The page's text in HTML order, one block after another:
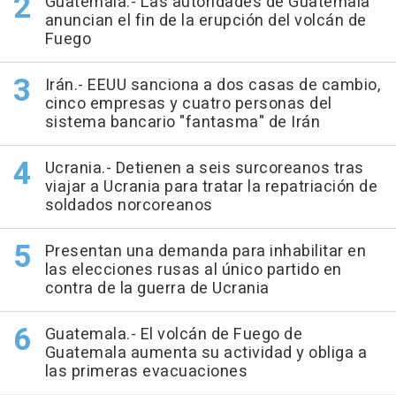
anuncian el fin de la erupción del volcán de
Fuego
Irán.- EEUU sanciona a dos casas de cambio,
cinco empresas y cuatro personas del
sistema bancario "fantasma" de Irán
Ucrania.- Detienen a seis surcoreanos tras
viajar a Ucrania para tratar la repatriación de
soldados norcoreanos
Presentan una demanda para inhabilitar en
las elecciones rusas al único partido en
contra de la guerra de Ucrania
Guatemala.- El volcán de Fuego de
Guatemala aumenta su actividad y obliga a
las primeras evacuaciones